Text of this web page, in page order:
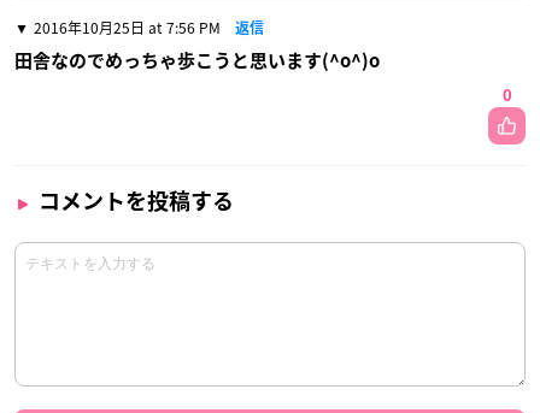
2016年10月25日 at 7:56 PM 返信
田舎なのでめっちゃ歩こうと思います(^o^)o
0
コメントを投稿する